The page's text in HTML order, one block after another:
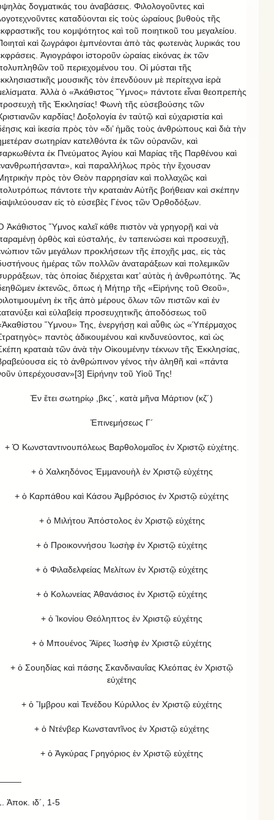
δογματικάς του ἀναβάσεις. Φιλολογοῦντες καὶ
καταδύονται εἰς τοὺς ὡραίους βυθοὺς τῆς
του κομψότητος καὶ τοῦ ποιητικοῦ του μεγαλείου.
καὶ ζωγράφοι ἐμπνέονται ἀπὸ τὰς φωτεινὰς λυρικάς του
Ἁγιογράφοι ἱστοροῦν ὡραίας εἰκόνας ἐκ τῶν
τοῦ περιεχομένου του. Οἱ μύσται τῆς
μουσικῆς τὸν ἐπενδύουν μὲ περίτεχνα ἱερὰ
Ἀλλὰ ὁ «Ἀκάθιστος Ὕμνος» πάντοτε εἶναι θεοπρεπὴς
τῆς Ἐκκλησίας! Φωνὴ τῆς εὐσεβούσης τῶν
καρδίας! Δοξολογία ἐν ταὐτῷ καὶ εὐχαριστία καὶ
καὶ ἱκεσία πρὸς τὸν «δι’ ἡμᾶς τοὺς ἀνθρώπους καὶ διὰ τὴν
σωτηρίαν κατελθόντα ἐκ τῶν οὐρανῶν, καὶ
ἐκ Πνεύματος Ἁγίου καὶ Μαρίας τῆς Παρθένου καὶ
καὶ παραλλήλως πρὸς τὴν ἔχουσαν
πρὸς τὸν Θεὸν παρρησίαν καὶ πολλαχῶς καὶ
πάντοτε τὴν κραταιὰν Αὐτῆς βοήθειαν καὶ σκέπην
εἰς τὸ εὐσεβὲς Γένος τῶν Ὀρθοδόξων.
Ἀκάθιστος Ὕμνος καλεῖ κάθε πιστὸν νὰ γρηγορῇ καὶ νὰ
ὀρθὸς καὶ εὐσταλής, ἐν ταπεινώσει καὶ προσευχῇ,
τῶν μεγάλων προκλήσεων τῆς ἐποχῆς μας, εἰς τὰς
ἡμέρας τῶν πολλῶν ἀναταράξεων καὶ πολεμικῶν
τὰς ὁποίας διέρχεται κατ’ αὐτὰς ἡ ἀνθρωπότης. Ἂς
ἐκτενῶς, ὅπως ἡ Μήτηρ τῆς «Εἰρήνης τοῦ Θεοῦ»,
ἐκ τῆς ἀπὸ μέρους ὅλων τῶν πιστῶν καὶ ἐν
καὶ εὐλαβείᾳ προσευχητικῆς ἀποδόσεως τοῦ
Ὕμνου» Της, ἐνεργήσῃ καὶ αὖθις ὡς «Ὑπέρμαχος
παντὸς ἀδικουμένου καὶ κινδυνεύοντος, καὶ ὡς
κραταιὰ τῶν ἀνὰ τὴν Οἰκουμένην τέκνων τῆς Ἐκκλησίας,
εἰς τὸ ἀνθρώπινον γένος τὴν ἀληθῆ καὶ «πάντα
ὑπερέχουσαν»[3] Εἰρήνην τοῦ Υἱοῦ Της!
Ἐν ἔτει σωτηρίῳ ,βκς´, κατὰ μῆνα Μάρτιον (κζ´)
Ἐπινεμήσεως Γ´
+ Ὁ Κωνσταντινουπόλεως Βαρθολομαῖος ἐν Χριστῷ εὐχέτης.
+ ὁ Χαλκηδόνος Ἐμμανουὴλ ἐν Χριστῷ εὐχέτης
+ ὁ Καρπάθου καὶ Κάσου Ἀμβρόσιος ἐν Χριστῷ εὐχέτης
+ ὁ Μιλήτου Ἀπόστολος ἐν Χριστῷ εὐχέτης
+ ὁ Προικοννήσου Ἰωσὴφ ἐν Χριστῷ εὐχέτης
+ ὁ Φιλαδελφείας Μελίτων ἐν Χριστῷ εὐχέτης
+ ὁ Κολωνείας Ἀθανάσιος ἐν Χριστῷ εὐχέτης
+ ὁ Ἰκονίου Θεόληπτος ἐν Χριστῷ εὐχέτης
+ ὁ Μπουένος Ἄϊρες Ἰωσὴφ ἐν Χριστῷ εὐχέτης
+ ὁ Σουηδίας καὶ πάσης Σκανδιναυΐας Κλεόπας ἐν Χριστῷ
εὐχέτης
+ ὁ Ἴμβρου καὶ Τενέδου Κύριλλος ἐν Χριστῷ εὐχέτης
+ ὁ Ντένβερ Κωνσταντῖνος ἐν Χριστῷ εὐχέτης
+ ὁ Ἀγκύρας Γρηγόριος ἐν Χριστῷ εὐχέτης
Ἀποκ. ιδ´, 1-5